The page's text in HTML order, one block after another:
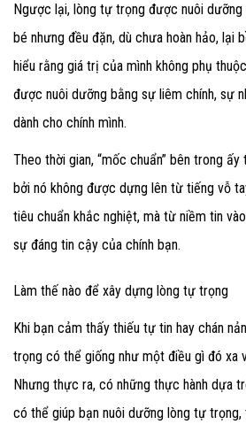
Ngược lại, lòng tự trọng được nuôi dưỡng
bé nhưng đều đặn, dù chưa hoàn hảo, lại
hiểu rằng giá trị của mình không phụ
được nuôi dưỡng bằng sự liêm chính, sự
dành cho chính mình.
Theo thời gian, “mốc chuẩn” bên trong
bởi nó không được dựng lên từ tiếng vỗ
tiêu chuẩn khắc nghiệt, mà từ niềm tin
sự đáng tin cậy của chính bạn.
Làm thế nào để xây dựng lòng tự trọng
Khi bạn cảm thấy thiếu tự tin hay chán
trọng có thể giống như một điều gì đó xa
Nhưng thực ra, có những thực hành dựa
có thể giúp bạn nuôi dưỡng lòng tự